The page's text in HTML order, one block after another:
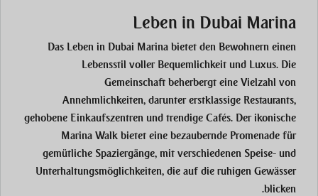
Leben in Dubai Marina
Das Leben in Dubai Marina bietet den Bewohnern einen
Lebensstil voller Bequemlichkeit und Luxus. Die
Gemeinschaft beherbergt eine Vielzahl von
Annehmlichkeiten, darunter erstklassige Restaurants,
gehobene Einkaufszentren und trendige Cafés. Der ikonische
Marina Walk bietet eine bezaubernde Promenade für
gemütliche Spaziergänge, mit verschiedenen Speise- und
Unterhaltungsmöglichkeiten, die auf die ruhigen Gewässer
blicken.